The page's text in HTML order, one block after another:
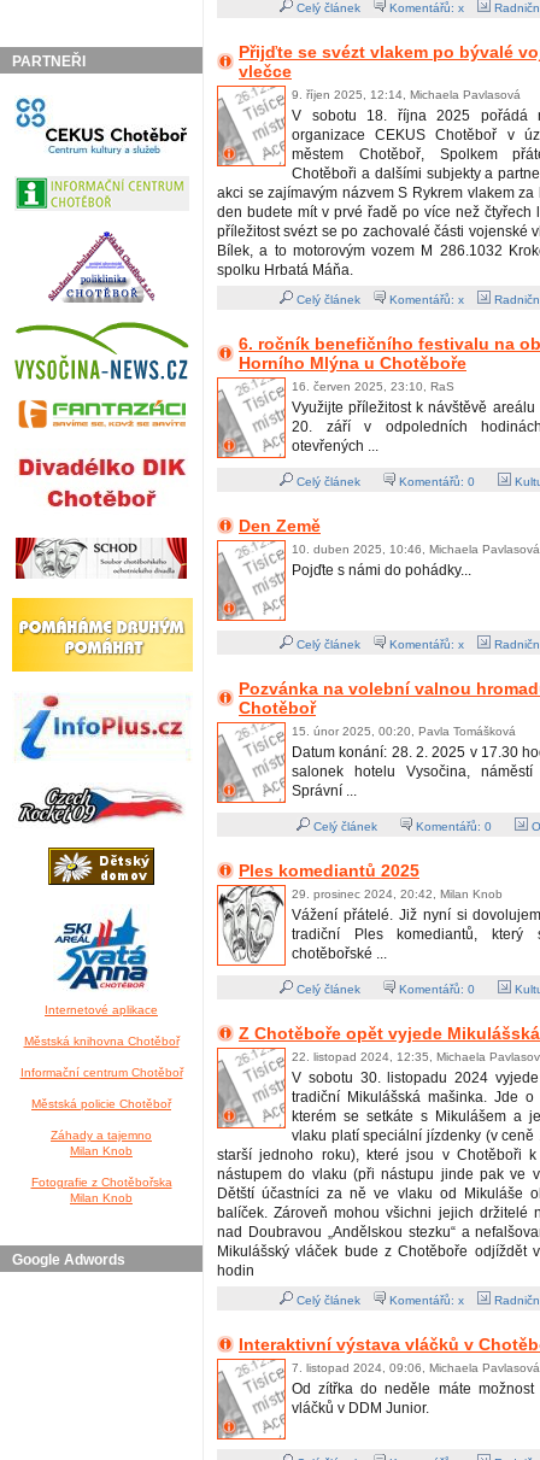
PARTNEŘI
Internetové aplikace
Městská knihovna Chotěboř
Informační centrum Chotěboř
Městská policie Chotěboř
Záhady a tajemno
Milan Knob
Fotografie z Chotěbořska
Milan Knob
Google Adwords
Celý článek Komentářů: x
Přijďte se svézt vlakem po bývalé
vlečce
9. říjen 2025, 12:14, Michaela Pavlasová
V sobotu 18. října 2025 pořádá
organizace CEKUS Chotěboř v
městem Chotěboř, Spolkem
Chotěboři a dalšími subjekty a
akci se zajímavým názvem S Rykrem vlakem za
den budete mít v prvé řadě po více než čtyřech
příležitost svézt se po zachovalé části vojenské
Bílek, a to motorovým vozem M 286.1032
spolku Hrbatá Máňa.
Celý článek Komentářů: x
6. ročník benefičního festivalu na
Horního Mlýna u Chotěboře
16. červen 2025, 23:10, RaS
Využijte příležitost k návštěvě
20. září v odpoledních
otevřených ...
Celý článek Komentářů: 0
Den Země
10. duben 2025, 10:46, Michaela Pavlasová
Pojďte s námi do pohádky...
Celý článek Komentářů: x
Pozvánka na volební valnou
Chotěboř
15. únor 2025, 00:20, Pavla Tomášková
Datum konání: 28. 2. 2025 v 17.30
salonek hotelu Vysočina, náměstí
Správní ...
Celý článek Komentářů: 0
Ples komediantů 2025
29. prosinec 2024, 20:42, Milan Knob
Vážení přátelé. Již nyní si
tradiční Ples komediantů, který
chotěbořské ...
Celý článek Komentářů: 0
Z Chotěboře opět vyjede
22. listopad 2024, 12:35, Michaela
V sobotu 30. listopadu 2024
tradiční Mikulášská mašinka. Jde
kterém se setkáte s Mikulášem a
vlaku platí speciální jízdenky (v ceně
starší jednoho roku), které jsou v Chotěboři
nástupem do vlaku (při nástupu jinde pak ve
Dětští účastníci za ně ve vlaku od Mikuláše
balíček. Zároveň mohou všichni jejich držitelé
nad Doubravou „Andělskou stezku“ a
Mikulášský vláček bude z Chotěboře odjíždět
hodin
Celý článek Komentářů: x
Interaktivní výstava vláčků v
7. listopad 2024, 09:06, Michaela Pavlasová
Od zítřka do neděle máte možnost
vláčků v DDM Junior.